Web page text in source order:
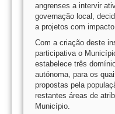
angrenses a intervir
governação local,
a projetos com
Com a criação deste
participativa o
estabelece três
autónoma, para os
propostas pela
restantes áreas de
Município.